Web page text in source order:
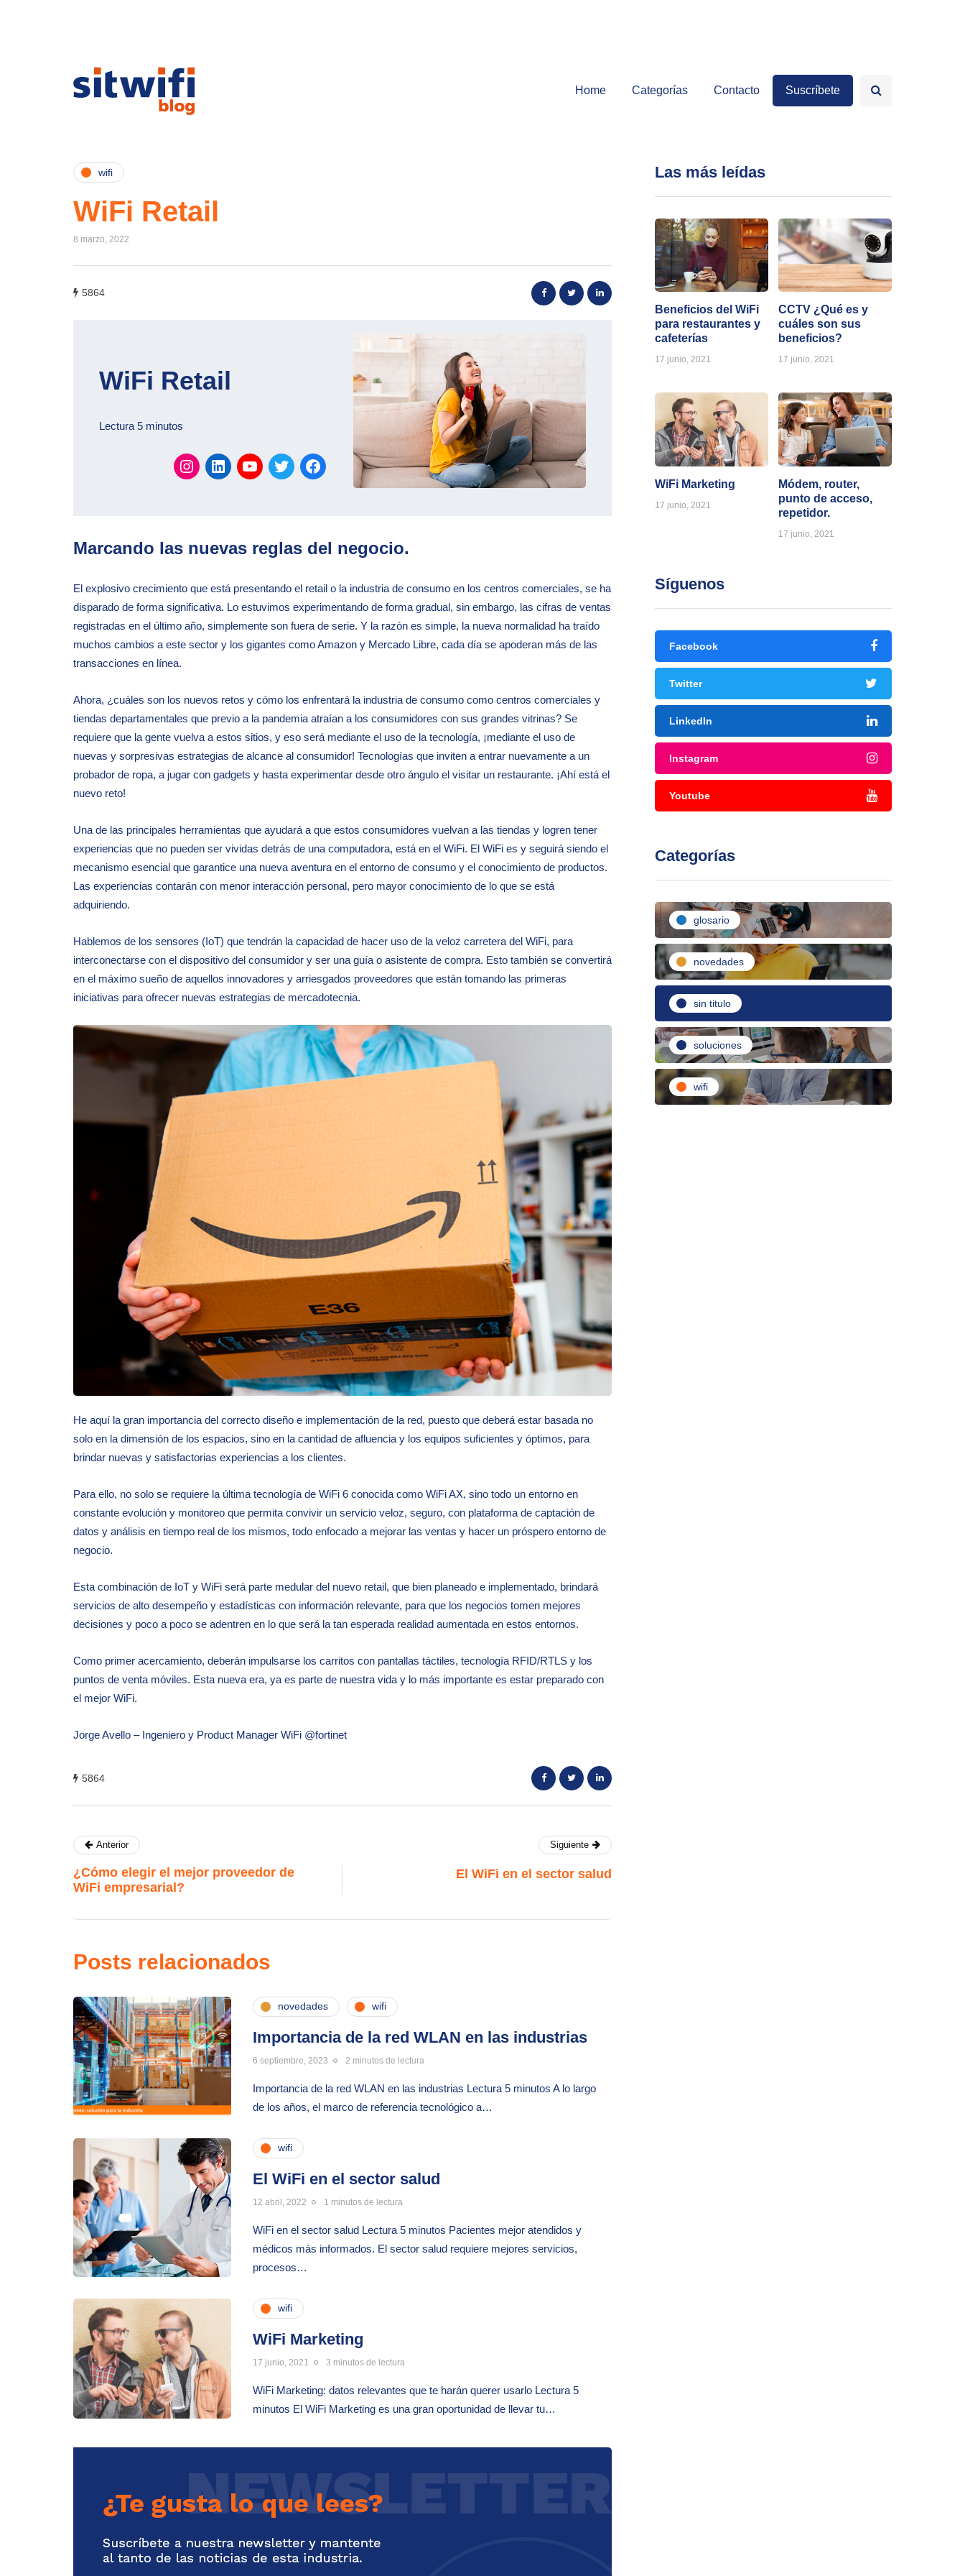
Home Categorías Contacto Suscríbete
wifi
WiFi Retail
8 marzo, 2022
5864
WiFi Retail
Lectura 5 minutos
Marcando las nuevas reglas del negocio.
El explosivo crecimiento que está presentando el retail o la industria de consumo en los centros comerciales, se ha
disparado de forma significativa. Lo estuvimos experimentando de forma gradual, sin embargo, las cifras de ventas
registradas en el último año, simplemente son fuera de serie. Y la razón es simple, la nueva normalidad ha traído
muchos cambios a este sector y los gigantes como Amazon y Mercado Libre, cada día se apoderan más de las
transacciones en línea.
Ahora, ¿cuáles son los nuevos retos y cómo los enfrentará la industria de consumo como centros comerciales y
tiendas departamentales que previo a la pandemia atraían a los consumidores con sus grandes vitrinas? Se
requiere que la gente vuelva a estos sitios, y eso será mediante el uso de la tecnología, ¡mediante el uso de
nuevas y sorpresivas estrategias de alcance al consumidor! Tecnologías que inviten a entrar nuevamente a un
probador de ropa, a jugar con gadgets y hasta experimentar desde otro ángulo el visitar un restaurante. ¡Ahí está el
nuevo reto!
Una de las principales herramientas que ayudará a que estos consumidores vuelvan a las tiendas y logren tener
experiencias que no pueden ser vividas detrás de una computadora, está en el WiFi. El WiFi es y seguirá siendo el
mecanismo esencial que garantice una nueva aventura en el entorno de consumo y el conocimiento de productos.
Las experiencias contarán con menor interacción personal, pero mayor conocimiento de lo que se está
adquiriendo.
Hablemos de los sensores (IoT) que tendrán la capacidad de hacer uso de la veloz carretera del WiFi, para
interconectarse con el dispositivo del consumidor y ser una guía o asistente de compra. Esto también se convertirá
en el máximo sueño de aquellos innovadores y arriesgados proveedores que están tomando las primeras
iniciativas para ofrecer nuevas estrategias de mercadotecnia.
He aquí la gran importancia del correcto diseño e implementación de la red, puesto que deberá estar basada no
solo en la dimensión de los espacios, sino en la cantidad de afluencia y los equipos suficientes y óptimos, para
brindar nuevas y satisfactorias experiencias a los clientes.
Para ello, no solo se requiere la última tecnología de WiFi 6 conocida como WiFi AX, sino todo un entorno en
constante evolución y monitoreo que permita convivir un servicio veloz, seguro, con plataforma de captación de
datos y análisis en tiempo real de los mismos, todo enfocado a mejorar las ventas y hacer un próspero entorno de
negocio.
Esta combinación de IoT y WiFi será parte medular del nuevo retail, que bien planeado e implementado, brindará
servicios de alto desempeño y estadísticas con información relevante, para que los negocios tomen mejores
decisiones y poco a poco se adentren en lo que será la tan esperada realidad aumentada en estos entornos.
Como primer acercamiento, deberán impulsarse los carritos con pantallas táctiles, tecnología RFID/RTLS y los
puntos de venta móviles. Esta nueva era, ya es parte de nuestra vida y lo más importante es estar preparado con
el mejor WiFi.
Jorge Avello – Ingeniero y Product Manager WiFi @fortinet
5864
Las más leídas
Beneficios del WiFi
para restaurantes y
cafeterías
17 junio, 2021
CCTV ¿Qué es y
cuáles son sus
beneficios?
17 junio, 2021
WiFi Marketing
17 junio, 2021
Módem, router,
punto de acceso,
repetidor.
17 junio, 2021
Síguenos
Facebook
Twitter
LinkedIn
Instagram
Youtube
Categorías
glosario
novedades
sin titulo
soluciones
wifi
Anterior
¿Cómo elegir el mejor proveedor de
WiFi empresarial?
Siguiente
El WiFi en el sector salud
Posts relacionados
novedades wifi
Importancia de la red WLAN en las industrias
6 septiembre, 2023 2 minutos de lectura
Importancia de la red WLAN en las industrias Lectura 5 minutos A lo largo
de los años, el marco de referencia tecnológico a…
wifi
El WiFi en el sector salud
12 abril, 2022 1 minutos de lectura
WiFi en el sector salud Lectura 5 minutos Pacientes mejor atendidos y
médicos más informados. El sector salud requiere mejores servicios,
procesos…
wifi
WiFi Marketing
17 junio, 2021 3 minutos de lectura
WiFi Marketing: datos relevantes que te harán querer usarlo Lectura 5
minutos El WiFi Marketing es una gran oportunidad de llevar tu…